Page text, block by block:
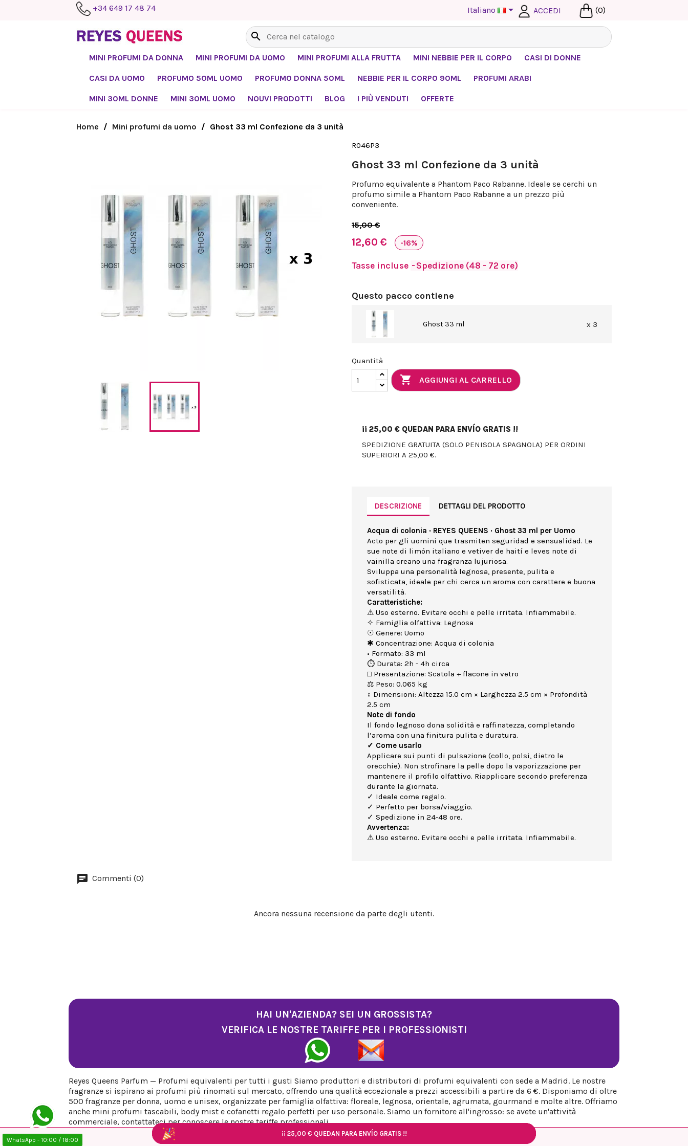
¡¡ 25,00 € QUEDAN PARA ENVÍO GRATIS !!
+34 649 17 48 74 Italiano  ACCEDI (0)
search
¡¡ 25,00 € QUEDAN PARA ENVÍO GRATIS !!
MINI PROFUMI DA DONNA MINI PROFUMI DA UOMO MINI PROFUMI ALLA FRUTTA MINI NEBBIE PER IL CORPO CASI DI DONNE
CASI DA UOMO PROFUMO 50ML UOMO PROFUMO DONNA 50ML NEBBIE PER IL CORPO 90ML PROFUMI ARABI
MINI 30ML DONNE MINI 30ML UOMO NOUVI PRODOTTI BLOG I PIÙ VENDUTI OFFERTE
¡¡ 25,00 € QUEDAN PARA ENVÍO GRATIS !!
Home Mini profumi da uomo Ghost 33 ml Confezione da 3 unità
R046P3
Ghost 33 ml Confezione da 3 unità
Profumo equivalente a Phantom Paco Rabanne. Ideale se cerchi un
profumo simile a Phantom Paco Rabanne a un prezzo più
conveniente.
15,00 €
12,60 € -16%
Tasse incluse Spedizione (48 - 72 ore)
Questo pacco contiene
Ghost 33 ml x 3
Quantità
 AGGIUNGI AL CARRELLO
¡¡ 25,00 € QUEDAN PARA ENVÍO GRATIS !!
SPEDIZIONE GRATUITA (SOLO PENISOLA SPAGNOLA) PER ORDINI
SUPERIORI A 25,00 €.
DESCRIZIONE DETTAGLI DEL PRODOTTO
Acqua di colonia · REYES QUEENS · Ghost 33 ml per Uomo
Acto per gli uomini que trasmiten seguridad e sensualidad. Le
sue note di limón italiano e vetiver de haití e leves note di
vainilla creano una fragranza lujuriosa.
Sviluppa una personalità legnosa, presente, pulita e
sofisticata, ideale per chi cerca un aroma con carattere e buona
versatilità.
Caratteristiche:
⚠ Uso esterno. Evitare occhi e pelle irritata. Infiammabile.
✧ Famiglia olfattiva: Legnosa
☉ Genere: Uomo
✱ Concentrazione: Acqua di colonia
• Formato: 33 ml
⏱ Durata: 2h - 4h circa
□ Presentazione: Scatola + flacone in vetro
⚖ Peso: 0.065 kg
↕ Dimensioni: Altezza 15.0 cm × Larghezza 2.5 cm × Profondità
2.5 cm
Note di fondo
Il fondo legnoso dona solidità e raffinatezza, completando
l’aroma con una finitura pulita e duratura.
✓ Come usarlo
Applicare sui punti di pulsazione (collo, polsi, dietro le
orecchie). Non strofinare la pelle dopo la vaporizzazione per
mantenere il profilo olfattivo. Riapplicare secondo preferenza
durante la giornata.
✓ Ideale come regalo.
✓ Perfetto per borsa/viaggio.
✓ Spedizione in 24-48 ore.
Avvertenza:
⚠ Uso esterno. Evitare occhi e pelle irritata. Infiammabile.
Commenti (0)
Ancora nessuna recensione da parte degli utenti.
HAI UN'AZIENDA? SEI UN GROSSISTA?
VERIFICA LE NOSTRE TARIFFE PER I PROFESSIONISTI
Reyes Queens Parfum — Profumi equivalenti per tutti i gusti Siamo produttori e distributori di profumi equivalenti con sede a Madrid. Le nostre
fragranze si ispirano ai profumi più rinomati sul mercato, offrendo una qualità eccezionale a prezzi accessibili a partire da 6 €. Disponiamo di oltre
500 fragranze per donna, uomo e unisex, organizzate per famiglia olfattiva: floreale, legnosa, orientale, agrumata, gourmand e molte altre. Offriamo
anche mini profumi tascabili, body mist e cofanetti regalo perfetti per uso personale. Siamo un fornitore all'ingrosso: se avete un'attività
commerciale, contattateci per conoscere le nostre tariffe professionali.
WhatsApp - 10:00 / 18:00
¡¡ 25,00 € QUEDAN PARA ENVÍO GRATIS !!
¡¡ 25,00 € QUEDAN PARA ENVÍO GRATIS !!